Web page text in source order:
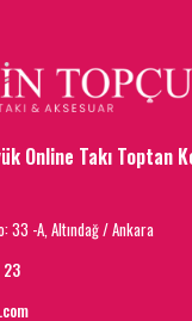
Online Takı Toptan
33 -A, Altındağ / Ankara